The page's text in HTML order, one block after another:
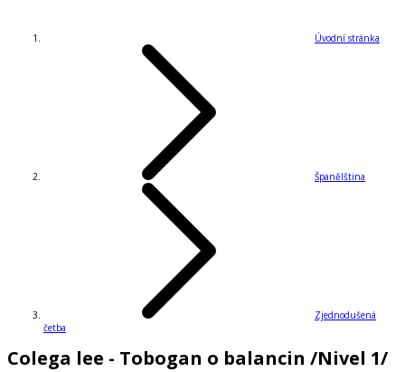
Úvodní stránka
Španělština
Zjednodušená
četba
Colega lee - Tobogan o balancin /Nivel 1/